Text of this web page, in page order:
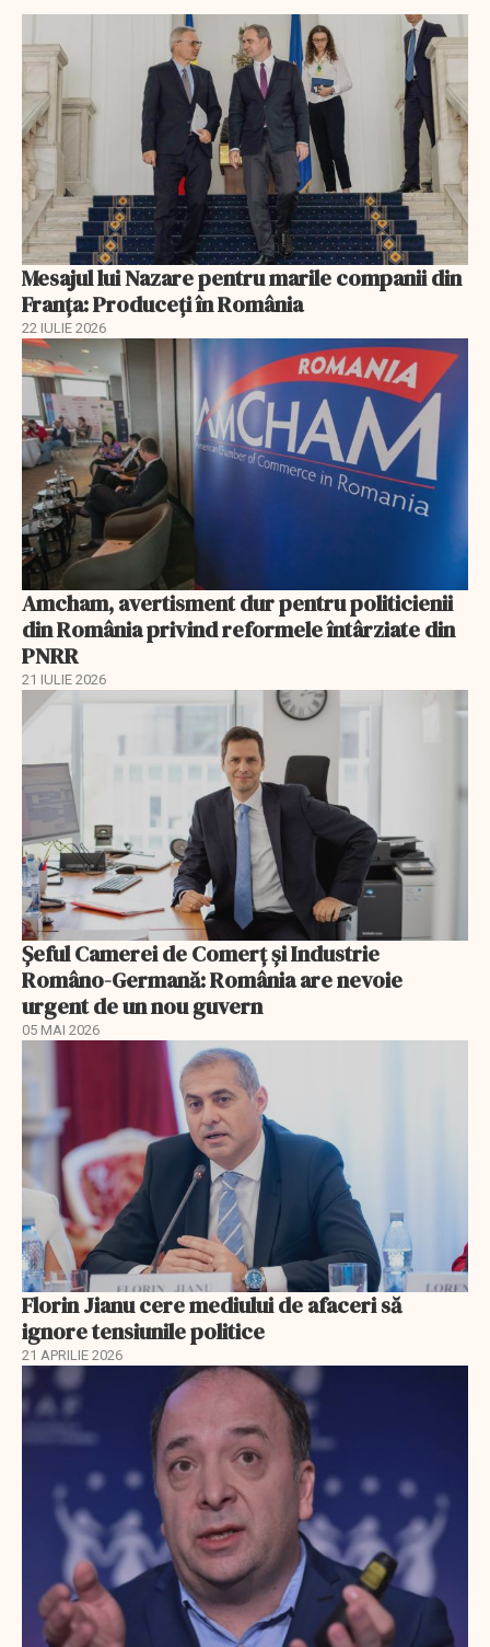
Mesajul lui Nazare pentru marile companii din
Franța: Produceți în România
22 IULIE 2026
Amcham, avertisment dur pentru politicienii
din România privind reformele întârziate din
PNRR
21 IULIE 2026
Șeful Camerei de Comerț și Industrie
Româno-Germană: România are nevoie
urgent de un nou guvern
05 MAI 2026
Florin Jianu cere mediului de afaceri să
ignore tensiunile politice
21 APRILIE 2026
EXCLUSIV